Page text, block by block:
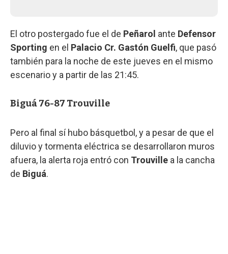
El otro postergado fue el de Peñarol ante Defensor
Sporting en el Palacio Cr. Gastón Guelfi, que pasó
también para la noche de este jueves en el mismo
escenario y a partir de las 21:45.
Biguá 76-87 Trouville
Pero al final sí hubo básquetbol, y a pesar de que el
diluvio y tormenta eléctrica se desarrollaron muros
afuera, la alerta roja entró con Trouville a la cancha
de Biguá.